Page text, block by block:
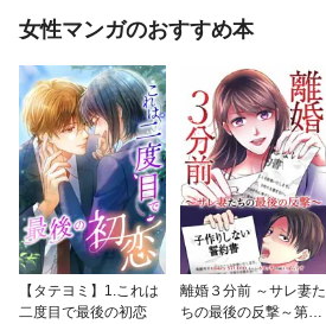
女性マンガのおすすめ本
【タテヨミ】1.これは
二度目で最後の初恋
離婚３分前 ～サレ妻た
ちの最後の反撃～第1